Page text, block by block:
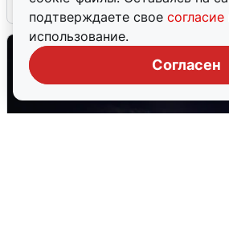
подтверждаете свое согласие
использование.
Согласен
6 августа 0